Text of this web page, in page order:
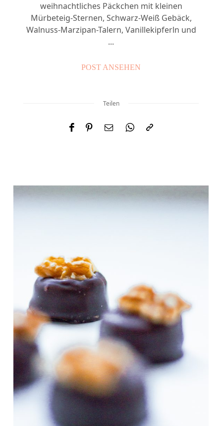
weihnachtliches Päckchen mit kleinen
Mürbeteig-Sternen, Schwarz-Weiß Gebäck,
Walnuss-Marzipan-Talern, Vanillekipferln und
...
POST ANSEHEN
Teilen